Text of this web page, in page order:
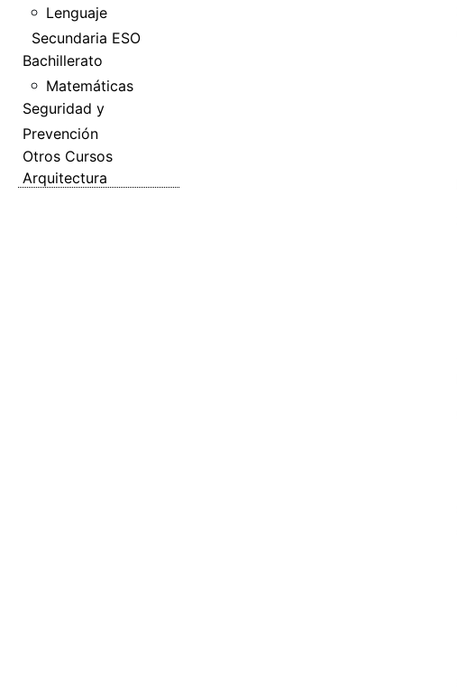
Lenguaje
Secundaria ESO
Bachillerato
Matemáticas
Seguridad y
Prevención
Otros Cursos
Arquitectura